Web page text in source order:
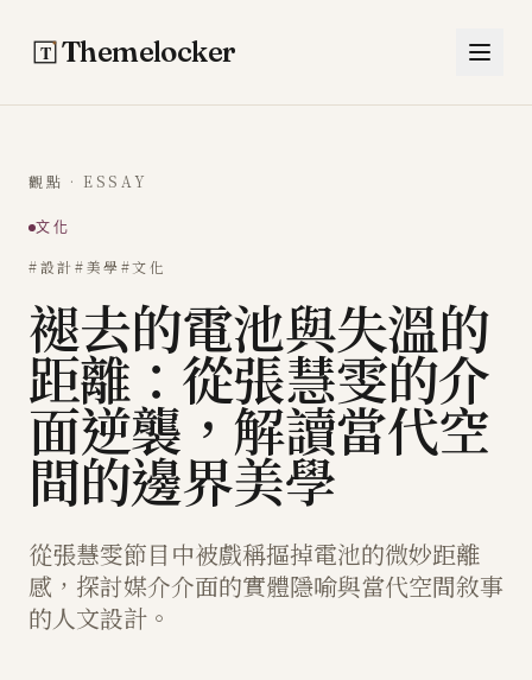
Themelocker
觀點 · ESSAY
文化
#設計#美學#文化
褪去的電池與失溫的
距離：從張慧雯的介
面逆襲，解讀當代空
間的邊界美學
從張慧雯節目中被戲稱摳掉電池的微妙距離
感，探討媒介介面的實體隱喻與當代空間敘事
的人文設計。